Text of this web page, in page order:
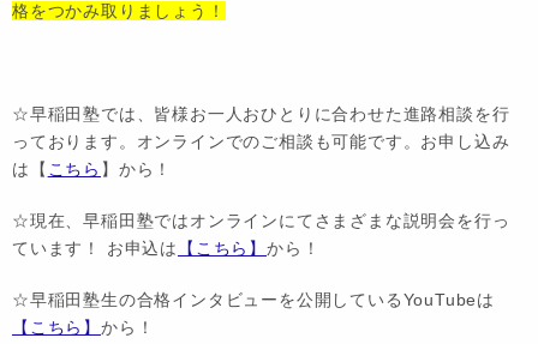
格をつかみ取りましょう！
☆早稲田塾では、皆様お一人おひとりに合わせた進路相談を行
っております。オンラインでのご相談も可能です。お申し込み
は【 こちら 】から！
☆現在、早稲田塾ではオンラインにてさまざまな説明会を行っ
ています！ お申込は
【こちら】 から！
☆早稲田塾生の合格インタビューを公開しているYouTubeは
【こちら】 から！